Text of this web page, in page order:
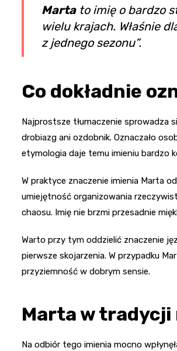
Martato imię o bardzo
wielu krajach. Właśnie
z jednego sezonu”.
Co dokładnie
Najprostsze tłumaczenie sprowadza
drobiazg ani ozdobnik. Oznaczało
etymologia daje temu imieniu bardzo
W praktyce znaczenie imienia Marta
umiejętność organizowania
chaosu. Imię nie brzmi przesadnie
Warto przy tym oddzielić znaczenie
pierwsze skojarzenia. W przypadku
przyziemność w dobrym sensie.
Marta w
Na odbiór tego imienia mocno